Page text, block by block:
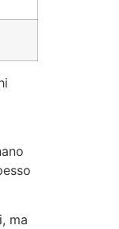
ma